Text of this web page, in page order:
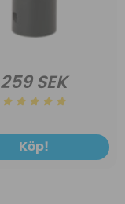
259 SEK
Köp!